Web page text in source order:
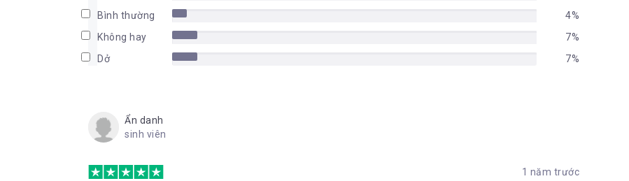
Bình thường
4%
Không hay
7%
Dở
7%
Ẩn danh
sinh viên
1 năm trước